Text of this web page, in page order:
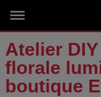
Atelier
florale
boutique